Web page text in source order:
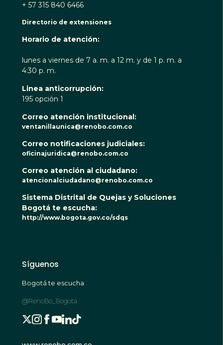
+ 57 315 840 6466
Directorio de extensiones
Horario de atención:
lunes a viernes de 7 a. m. a 12 m. y de 1 p. m. a
4:30 p. m.
Linea anticorrupción:
195 opción 1
Correo atención institucional:
ventanillaunica@renobo.com.co
Correo notificaciones judiciales:
oficinajuridica@renobo.com.co
Correo atención al ciudadano:
atencionalciudadano@renobo.com.co
Sistema Distrital de Quejas y Soluciones
Bogotá te escucha:
http://www.bogota.gov.co/sdqs
Síguenos
Bogotá te escucha
@RenoBo_Bogota